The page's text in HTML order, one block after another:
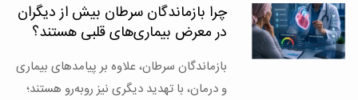
چرا بازماندگان سرطان بیش از دیگران
در معرض بیماری‌های قلبی هستند؟
بازماندگان سرطان، علاوه بر پیامدهای بیماری
و درمان، با تهدید دیگری نیز روبه‌رو هستند؛